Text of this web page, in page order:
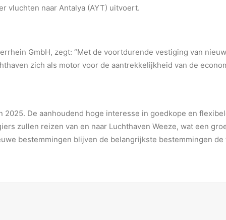
vluchten naar Antalya (AYT) uitvoert.
GmbH, zegt: “Met de voortdurende vestiging van
zich als motor voor de aantrekkelijkheid van de
2025. De aanhoudend hoge interesse in goedkope en
zullen reizen van en naar Luchthaven Weeze, wat een
bestemmingen blijven de belangrijkste bestemmingen de